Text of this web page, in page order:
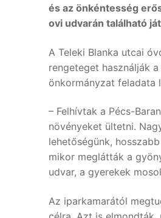
és az önkéntesség
ovi udvarán található
A Teleki Blanka utcai
rengeteget használják
önkormányzat feladata
– Felhívtak a Pécs-
növényeket ültetni.
lehetőségünk,
mikor meglátták a
udvar, a gyerekek
Az iparkamarától